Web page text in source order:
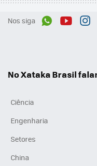
Nos siga
No Xataka Brasil
Ciência
Engenharia
Setores
China